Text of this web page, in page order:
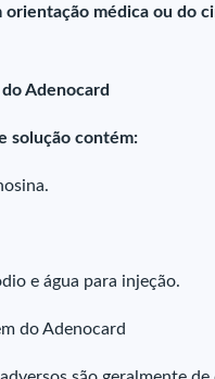
orientação médica ou do
Adenocard
solução contém:
e água para injeção.
do Adenocard